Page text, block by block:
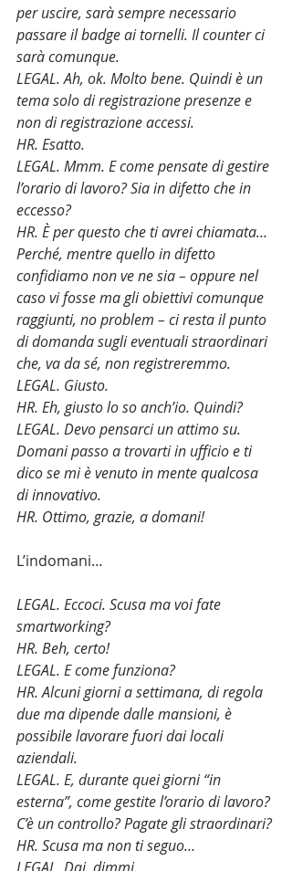
per uscire, sarà sempre necessario
passare il badge ai tornelli. Il counter ci
sarà comunque.
LEGAL. Ah, ok. Molto bene. Quindi è un
tema solo di registrazione presenze e
non di registrazione accessi.
HR. Esatto.
LEGAL. Mmm. E come pensate di gestire
l’orario di lavoro? Sia in difetto che in
eccesso?
HR. È per questo che ti avrei chiamata…
Perché, mentre quello in difetto
confidiamo non ve ne sia – oppure nel
caso vi fosse ma gli obiettivi comunque
raggiunti, no problem – ci resta il punto
di domanda sugli eventuali straordinari
che, va da sé, non registreremmo.
LEGAL. Giusto.
HR. Eh, giusto lo so anch’io. Quindi?
LEGAL. Devo pensarci un attimo su.
Domani passo a trovarti in ufficio e ti
dico se mi è venuto in mente qualcosa
di innovativo.
HR. Ottimo, grazie, a domani!
L’indomani…
LEGAL. Eccoci. Scusa ma voi fate
smartworking?
HR. Beh, certo!
LEGAL. E come funziona?
HR. Alcuni giorni a settimana, di regola
due ma dipende dalle mansioni, è
possibile lavorare fuori dai locali
aziendali.
LEGAL. E, durante quei giorni “in
esterna”, come gestite l’orario di lavoro?
C’è un controllo? Pagate gli straordinari?
HR. Scusa ma non ti seguo…